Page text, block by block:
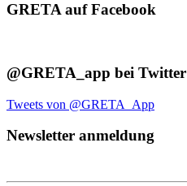
GRETA auf Facebook
@GRETA_app bei Twitter
Tweets von @GRETA_App
Newsletter anmeldung